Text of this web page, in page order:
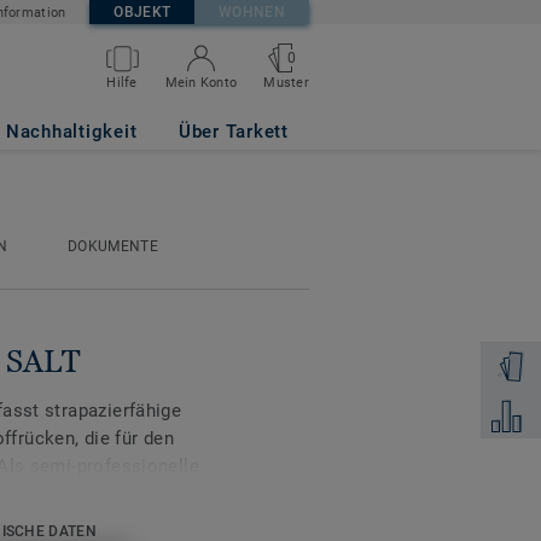
OBJEKT WOHNEN
Hilfe Mein Konto
0
Muster
Nachhaltigkeit Über Tarkett
Zum
DOKUMENTE
strapazierfähige
die für den
DATEN